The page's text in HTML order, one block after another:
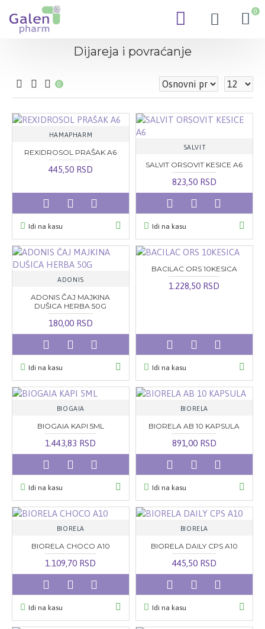
0
Dijareja i povraćanje
0
HAMAPHARM
REXIDROSOL PRAŠAK A6
445,50 RSD
Idi na kasu
SALVIT
SALVIT ORSOVIT KESICE A6
823,50 RSD
Idi na kasu
ADONIS
ADONIS ČAJ MAJKINA
DUŠICA HERBA 50G
180,00 RSD
Idi na kasu
BACILAC ORS 10KESICA
1.228,50 RSD
Idi na kasu
BIOGAIA
BIOGAIA KAPI 5ML
1.443,83 RSD
Idi na kasu
BIORELA
BIORELA AB 10 KAPSULA
891,00 RSD
Idi na kasu
BIORELA
BIORELA CHOCO A10
1.109,70 RSD
Idi na kasu
BIORELA
BIORELA DAILY CPS A10
445,50 RSD
Idi na kasu